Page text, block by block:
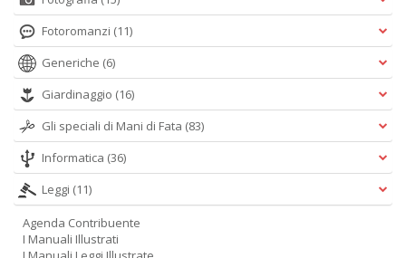
Fotoromanzi (11)
Generiche (6)
Giardinaggio (16)
Gli speciali di Mani di Fata (83)
Informatica (36)
Leggi (11)
Agenda Contribuente
I Manuali Illustrati